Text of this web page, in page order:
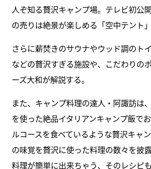
人ぞ知る贅沢キャンプ場。テレビ初公
の売りは絶景が楽しめる「空中テント」
さらに薪焚きのサウナやウッド調のト
などの贅沢すぎる施設や、こだわりの
ーズ大和が解説する。
また、キャンプ料理の達人・阿諏訪は
を使った絶品イタリアンキャンプ飯で
ルコースを食べているような贅沢キャ
の味覚を贅沢に使った料理の数々を披
料理が簡単に出来ちゃう、そのレシピ